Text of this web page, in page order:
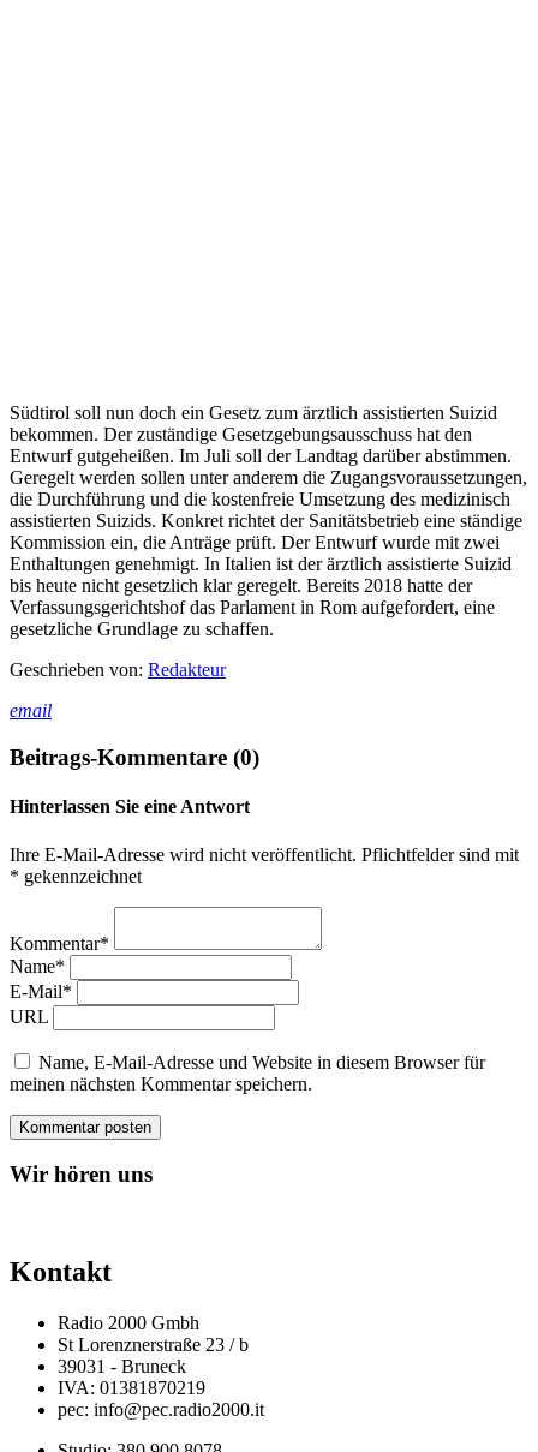
Südtirol soll nun doch ein Gesetz zum ärztlich assistierten Suizid
bekommen. Der zuständige Gesetzgebungsausschuss hat den
Entwurf gutgeheißen. Im Juli soll der Landtag darüber abstimmen.
Geregelt werden sollen unter anderem die Zugangsvoraussetzungen,
die Durchführung und die kostenfreie Umsetzung des medizinisch
assistierten Suizids. Konkret richtet der Sanitätsbetrieb eine ständige
Kommission ein, die Anträge prüft. Der Entwurf wurde mit zwei
Enthaltungen genehmigt. In Italien ist der ärztlich assistierte Suizid
bis heute nicht gesetzlich klar geregelt. Bereits 2018 hatte der
Verfassungsgerichtshof das Parlament in Rom aufgefordert, eine
gesetzliche Grundlage zu schaffen.
Geschrieben von: Redakteur
email
Beitrags-Kommentare (0)
Hinterlassen Sie eine Antwort
Ihre E-Mail-Adresse wird nicht veröffentlicht. Pflichtfelder sind mit
* gekennzeichnet
Kommentar*
Name*
E-Mail*
URL
Name, E-Mail-Adresse und Website in diesem Browser für
meinen nächsten Kommentar speichern.
Wir hören uns
Kontakt
Radio 2000 Gmbh
St Lorenznerstraße 23 / b
39031 - Bruneck
IVA: 01381870219
pec: info@pec.radio2000.it